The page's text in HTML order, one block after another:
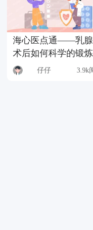
海心医点通——乳
术后如何科学的锻炼
仔仔 3.9k